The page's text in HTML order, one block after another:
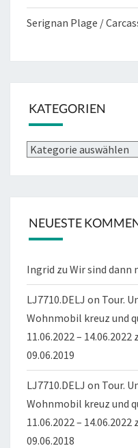
Serignan Plage /
KATEGORIEN
Kategorien
NEUESTE
Ingrid zu Wir sind
LJ7710.DELJ on Tour.
Wohnmobil kreuz und
11.06.2022 – 14.06.2022
09.06.2019
LJ7710.DELJ on Tour.
Wohnmobil kreuz und
11.06.2022 – 14.06.2022
09.06.2018